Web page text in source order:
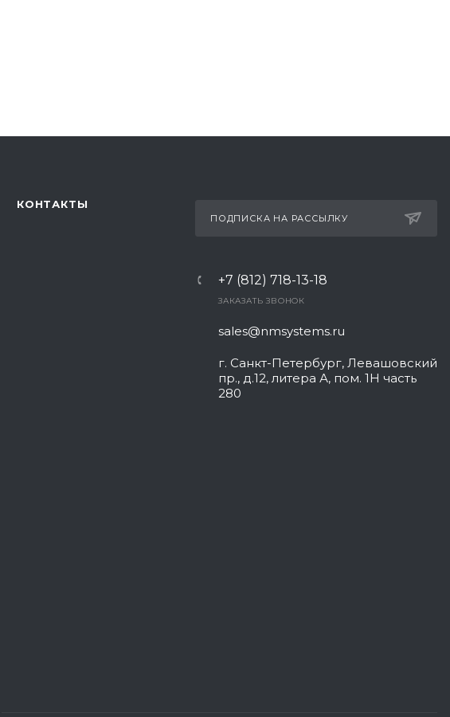
КОНТАКТЫ
ПОДПИСКА НА РАССЫЛКУ
+7 (812) 718-13-18
ЗАКАЗАТЬ ЗВОНОК
sales@nmsystems.ru
г. Санкт-Петербург, Левашовский
пр., д.12, литера А, пом. 1Н часть
280